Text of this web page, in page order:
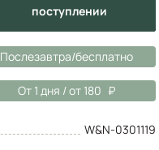
поступлении
Послезавтра/бесплатно
От 1 дня / от 180
W&N-0301119